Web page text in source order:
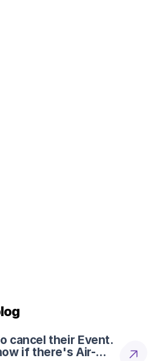
cancel their Event.
if there's Air-